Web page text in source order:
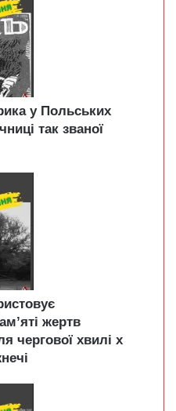
у Польських
так званої
жертв
чергової хвилі х